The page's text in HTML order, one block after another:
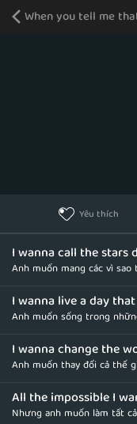
When you tell me
Yêu thích
I wanna call the stars
Anh muốn mang các vì
I wanna live a day
Anh muốn sống trong
I wanna change the
Anh muốn thay đổi cả thế
All the impossible I
Nhưng anh muốn làm tất